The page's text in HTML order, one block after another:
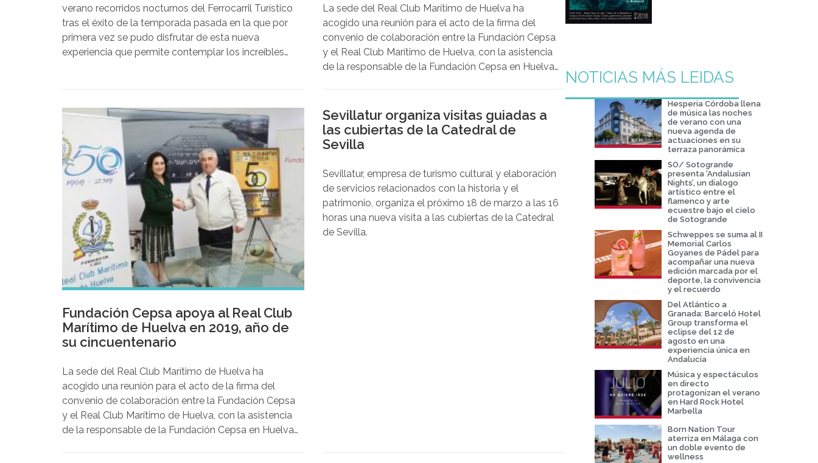
verano recorridos nocturnos del Ferrocarril Turístico
tras el éxito de la temporada pasada en la que por
primera vez se pudo disfrutar de esta nueva
experiencia que permite contemplar los increíbles
sumando más de 1.300 viajeros. En esta temporada
se programarán salidas en Junio, además de Julio,
Agosto y Septiembre, incrementándose así las
opciones en relación a 2018.
La sede del Real Club Marítimo de Huelva ha
acogido una reunión para el acto de la firma del
convenio de colaboración entre la Fundación Cepsa
y el Real Club Marítimo de Huelva, con la asistencia
de la responsable de la Fundación Cepsa en Huelva,
Huelva, encabezada por su presidente José Miguel
Vázquez García, dando así continuidad al
mantenimiento y potenciación de la relación
Fundación Cepsa apoya al Real Club
Marítimo de Huelva en 2019, año de
su cincuentenario
La sede del Real Club Marítimo de Huelva ha
acogido una reunión para el acto de la firma del
convenio de colaboración entre la Fundación Cepsa
y el Real Club Marítimo de Huelva, con la asistencia
de la responsable de la Fundación Cepsa en Huelva,
Sevillatur organiza visitas guiadas a
las cubiertas de la Catedral de
Sevilla
Sevillatur, empresa de turismo cultural y elaboración
de servicios relacionados con la historia y el
patrimonio, organiza el próximo 18 de marzo a las 16
horas una nueva visita a las cubiertas de la Catedral
de Sevilla.
NOTICIAS MÁS LEIDAS
Hesperia Córdoba llena
de música las noches
de verano con una
nueva agenda de
actuaciones en su
terraza panorámica
SO/ Sotogrande
presenta ‘Andalusian
Nights’, un dialogo
artístico entre el
flamenco y arte
ecuestre bajo el cielo
de Sotogrande
Schweppes se suma al II
Memorial Carlos
Goyanes de Pádel para
acompañar una nueva
edición marcada por el
deporte, la convivencia
y el recuerdo
Del Atlántico a
Granada: Barceló Hotel
Group transforma el
eclipse del 12 de
agosto en una
experiencia única en
Andalucía
Música y espectáculos
en directo
protagonizan el verano
en Hard Rock Hotel
Marbella
Born Nation Tour
aterriza en Málaga con
un doble evento de
wellness